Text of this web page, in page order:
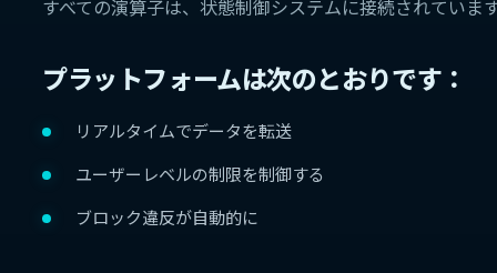
すべての演算子は、状態制御システムに接続されています
プラットフォームは次のとおりです：
リアルタイムでデータを転送
ユーザーレベルの制限を制御する
ブロック違反が自動的に